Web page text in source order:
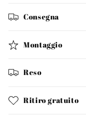
Consegna
Montaggio
Reso
Ritiro gratuito